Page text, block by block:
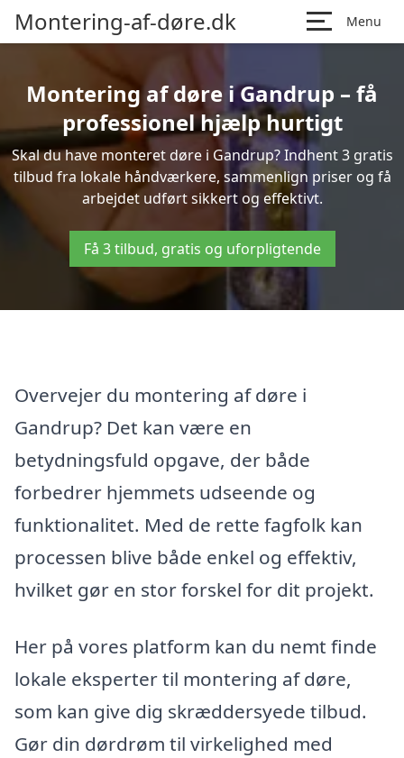
Montering-af-døre.dk Menu
Montering af døre i Gandrup – få
professionel hjælp hurtigt
Skal du have monteret døre i Gandrup? Indhent 3 gratis
tilbud fra lokale håndværkere, sammenlign priser og få
arbejdet udført sikkert og effektivt.
Få 3 tilbud, gratis og uforpligtende
Overvejer du montering af døre i
Gandrup? Det kan være en
betydningsfuld opgave, der både
forbedrer hjemmets udseende og
funktionalitet. Med de rette fagfolk kan
processen blive både enkel og effektiv,
hvilket gør en stor forskel for dit projekt.
Her på vores platform kan du nemt finde
lokale eksperter til montering af døre,
som kan give dig skræddersyede tilbud.
Gør din dørdrøm til virkelighed med